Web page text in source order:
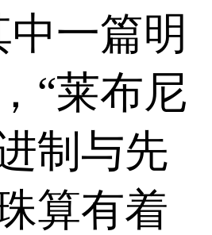
一篇明
“莱布尼
制与先
算有着